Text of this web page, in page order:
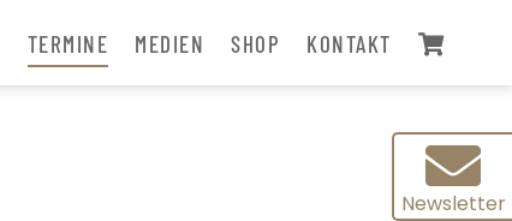
Newsletter
TERMINE MEDIEN SHOP KONTAKT